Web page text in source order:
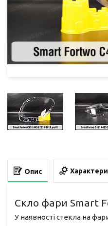
Опис
Скло фари Smart
У наявності стекла на